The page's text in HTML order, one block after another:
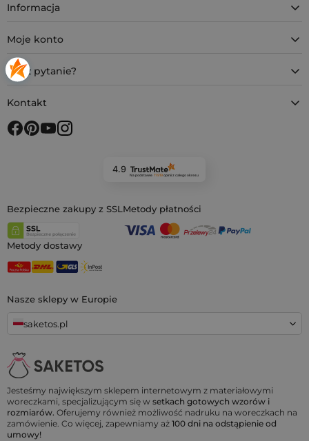
Jesteśmy największym sklepem internetowym z materiałowymi
woreczkami, specjalizującym się w setkach gotowych wzorów i
rozmiarów. Oferujemy również możliwość nadruku na woreczkach na
zamówienie. Co więcej, zapewniamy aż 100 dni na odstąpienie od
umowy!
Nasze sklepy w Europie
saketos.pl
Informacja
Moje konto
Masz pytanie?
Kontakt
4.9
Na podstawie 11 919opiniiz całego okresu
Bezpieczne zakupy z SSLMetody płatności
Metody dostawy